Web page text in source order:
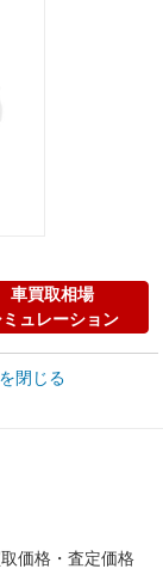
車買取相場
ミュレーション
他車種を
閉じる
価格・査定価格